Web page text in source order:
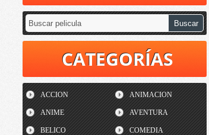
CATEGORÍAS
ACCION ANIMACION
ANIME AVENTURA
BELICO COMEDIA